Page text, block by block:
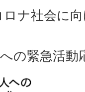
ナ社会に
の緊急活動